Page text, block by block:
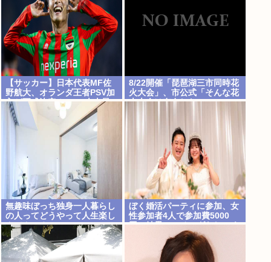
【サッカー】日本代表MF佐
野航大、オランダ王者PSV加
入が正式決定！ NEC史上最
高額の移籍、最大約31億円
か、5年契約を締結
8/22開催「琵琶湖三市同時花
火大会」、市公式「そんな花
火大会は存在しない」→ SNS
無趣味ぼっち独身一人暮らし
の人ってどうやって人生楽し
んでんの？
ぼく婚活パーティに参加、女
性参加者4人で参加費5000
円、結果マッチングなし これ
何回何円費やしたら結婚でき
るんだろう…